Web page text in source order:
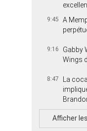
9:45
A
9:16
Gabby
Wings
8:47
La
Afficher